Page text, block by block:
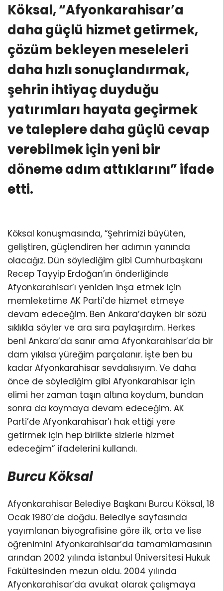
Köksal, “Afyonkarahisar’a
daha güçlü hizmet getirmek,
çözüm bekleyen meseleleri
daha hızlı sonuçlandırmak,
şehrin ihtiyaç duyduğu
yatırımları hayata geçirmek
ve taleplere daha güçlü cevap
verebilmek için yeni bir
döneme adım attıklarını” ifade
etti.
Köksal konuşmasında, “Şehrimizi büyüten,
geliştiren, güçlendiren her adımın yanında
olacağız. Dün söylediğim gibi Cumhurbaşkanı
Recep Tayyip Erdoğan’ın önderliğinde
Afyonkarahisar’ı yeniden inşa etmek için
memleketime AK Parti’de hizmet etmeye
devam edeceğim. Ben Ankara’dayken bir sözü
sıklıkla söyler ve ara sıra paylaşırdım. Herkes
beni Ankara’da sanır ama Afyonkarahisar’da bir
dam yıkılsa yüreğim parçalanır. İşte ben bu
kadar Afyonkarahisar sevdalısıyım. Ve daha
önce de söylediğim gibi Afyonkarahisar için
elimi her zaman taşın altına koydum, bundan
sonra da koymaya devam edeceğim. AK
Parti’de Afyonkarahisar’ı hak ettiği yere
getirmek için hep birlikte sizlerle hizmet
edeceğim” ifadelerini kullandı.
Burcu Köksal
Afyonkarahisar Belediye Başkanı Burcu Köksal, 18
Ocak 1980’de doğdu. Belediye sayfasında
yayımlanan biyografisine göre ilk, orta ve lise
öğrenimini Afyonkarahisar’da tamamlamasının
arından 2002 yılında İstanbul Üniversitesi Hukuk
Fakültesinden mezun oldu. 2004 yılında
Afyonkarahisar’da avukat olarak çalışmaya